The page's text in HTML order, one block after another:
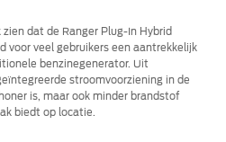
dat de Ranger Plug-In Hybrid
voor veel gebruikers een aantrekkelijk
benzinegenerator. Uit
stroomvoorziening in de
is, maar ook minder brandstof
biedt op locatie.